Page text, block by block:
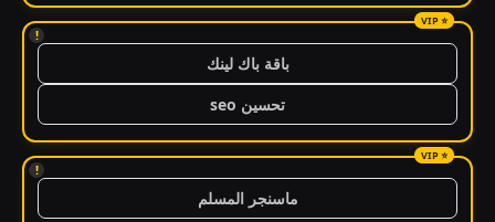
!
باقة باك لينك
تحسين seo
!
ماسنجر المسلم